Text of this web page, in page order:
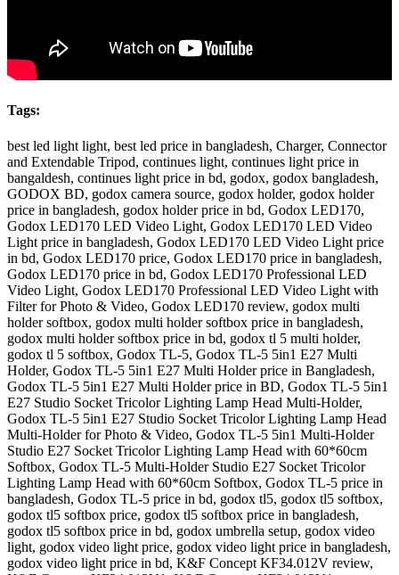
Tags:
best led light light, best led price in bangladesh, Charger, Connector
and Extendable Tripod, continues light, continues light price in
bangaldesh, continues light price in bd, godox, godox bangladesh,
GODOX BD, godox camera source, godox holder, godox holder
price in bangladesh, godox holder price in bd, Godox LED170,
Godox LED170 LED Video Light, Godox LED170 LED Video
Light price in bangladesh, Godox LED170 LED Video Light price
in bd, Godox LED170 price, Godox LED170 price in bangladesh,
Godox LED170 price in bd, Godox LED170 Professional LED
Video Light, Godox LED170 Professional LED Video Light with
Filter for Photo & Video, Godox LED170 review, godox multi
holder softbox, godox multi holder softbox price in bangladesh,
godox multi holder softbox price in bd, godox tl 5 multi holder,
godox tl 5 softbox, Godox TL-5, Godox TL-5 5in1 E27 Multi
Holder, Godox TL-5 5in1 E27 Multi Holder price in Bangladesh,
Godox TL-5 5in1 E27 Multi Holder price in BD, Godox TL-5 5in1
E27 Studio Socket Tricolor Lighting Lamp Head Multi-Holder,
Godox TL-5 5in1 E27 Studio Socket Tricolor Lighting Lamp Head
Multi-Holder for Photo & Video, Godox TL-5 5in1 Multi-Holder
Studio E27 Socket Tricolor Lighting Lamp Head with 60*60cm
Softbox, Godox TL-5 Multi-Holder Studio E27 Socket Tricolor
Lighting Lamp Head with 60*60cm Softbox, Godox TL-5 price in
bangladesh, Godox TL-5 price in bd, godox tl5, godox tl5 softbox,
godox tl5 softbox price, godox tl5 softbox price in bangladesh,
godox tl5 softbox price in bd, godox umbrella setup, godox video
light, godox video light price, godox video light price in bangladesh,
godox video light price in bd, K&F Concept KF34.012V review,